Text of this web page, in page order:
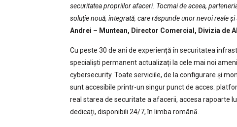
securitatea propriilor afaceri. Tocmai de aceea,
soluție nouă, integrată, care răspunde unor nevoi reale
Andrei – Muntean, Director Comercial, Divizia de
Cu peste 30 de ani de experiență în securitatea
specialiști permanent actualizați la cele mai noi
cybersecurity. Toate serviciile, de la configurare și
sunt accesibile printr-un singur punct de acces:
real starea de securitate a afacerii, accesa rapoarte
dedicați, disponibili 24/7, în limba română.